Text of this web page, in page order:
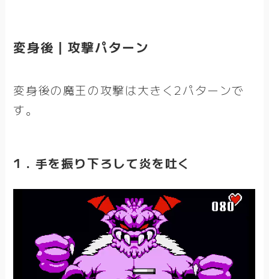
変身後｜攻撃パターン
変身後の魔王の攻撃は大きく2パターンで
す。
1．手を振り下ろして炎を吐く